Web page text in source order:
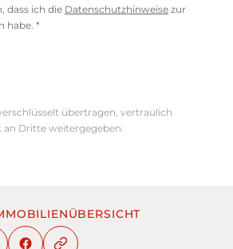
dass ich die Datenschutzhinweise zur
habe. *
übertragen, vertraulich
Dritte weitergegeben.